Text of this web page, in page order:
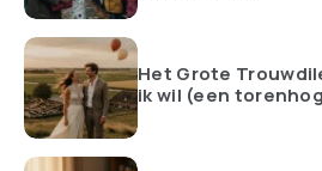
Het Grote
ik wil (een